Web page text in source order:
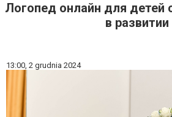
Логопед онлайн для детей
в развитии
13:00, 2 grudnia 2024